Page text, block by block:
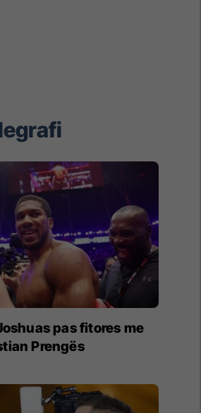
pas fitores me
Prengës